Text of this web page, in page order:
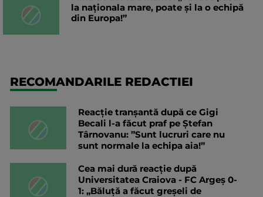
la naționala mare, poate și la o echipă
din Europa!”
RECOMANDARILE REDACTIEI
Reacție tranșantă după ce Gigi
Becali l-a făcut praf pe Ștefan
Târnovanu: ”Sunt lucruri care nu
sunt normale la echipa aia!”
Cea mai dură reacție după
Universitatea Craiova - FC Argeș 0-
1: „Băluță a făcut greșeli de